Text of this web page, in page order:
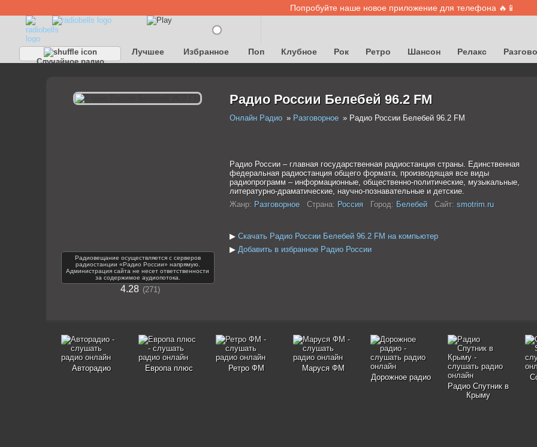
Попробуйте наше новое приложение для телефона 🔥📱
Случайное радио
Лучшее Избранное Поп Клубное Рок Ретро Шансон Релакс
Радиовещание осуществляется с серверов
радиостанции «Радио России» напрямую.
Администрация сайта не несет ответственности
за содержимое аудиопотока.
4.28 271
Радио России Белебей 96.2 FM
Онлайн Радио Разговорное Радио России Белебей 96.2 FM
Радио России – главная государственная радиостанция страны. Единственная
федеральная радиостанция общего формата, производящая все виды
радиопрограмм – информационные, общественно-политические, музыкальные,
литературно-драматические, научно-познавательные и детские.
Жанр: Разговорное Страна: Россия Город: Белебей Сайт: smotrim.ru
▶ Скачать Радио России Белебей 96.2 FM на компьютер
▶ Добавить в избранное Радио России
Авторадио Европа плюс Ретро ФМ
Маруся ФМ
Дорожное радио
Радио Спутник в
Крыму